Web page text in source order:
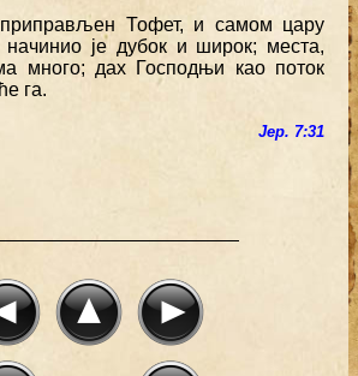
Тофет, и самом цару
је дубок и широк; места,
много; дах Господњи као поток
га.
Јер. 7:31